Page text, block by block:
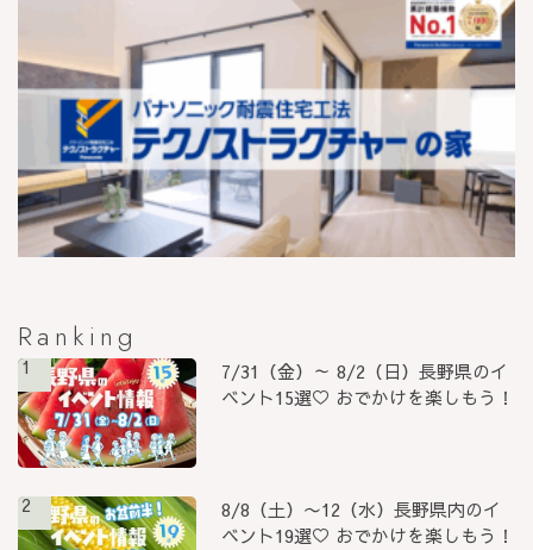
Ranking
1
7/31（金）～ 8/2（日）長野県のイ
ベント15選♡ おでかけを楽しもう！
2
8/8（土）〜12（水）長野県内のイ
ベント19選♡ おでかけを楽しもう！